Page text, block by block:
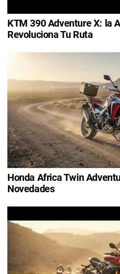
KTM 390 Adventure X: la
Revoluciona Tu Ruta
Honda Africa Twin
Novedades